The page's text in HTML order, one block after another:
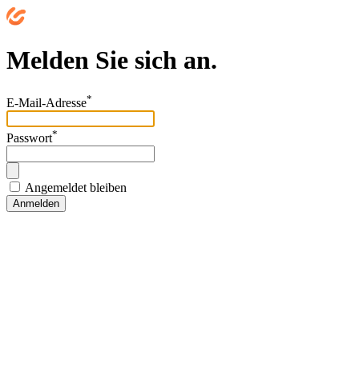
Melden Sie sich an.
E-Mail-Adresse*
Passwort*
Angemeldet bleiben
Anmelden